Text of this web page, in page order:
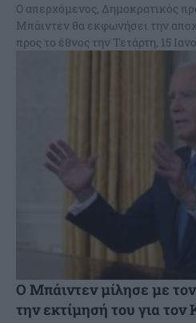
Ο απερχόμενος, Δημοκρατικός
Μπάιντεν θα εκφωνήσει την
προς το έθνος την Τετάρτη, 15
Ο Μπάιντεν μίλησε με
την εκτίμησή του για τον